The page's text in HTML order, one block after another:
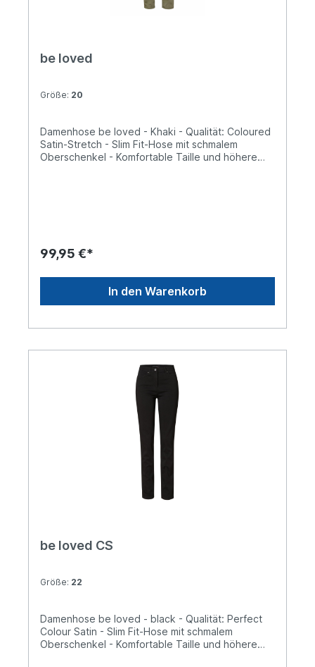
be loved
Größe: 20
Damenhose be loved - Khaki - Qualität: Coloured
Satin-Stretch - Slim Fit-Hose mit schmalem
Oberschenkel - Komfortable Taille und höhere
99,95 €*
In den Warenkorb
be loved CS
Größe: 22
Damenhose be loved - black - Qualität: Perfect
Colour Satin - Slim Fit-Hose mit schmalem
Oberschenkel - Komfortable Taille und höhere